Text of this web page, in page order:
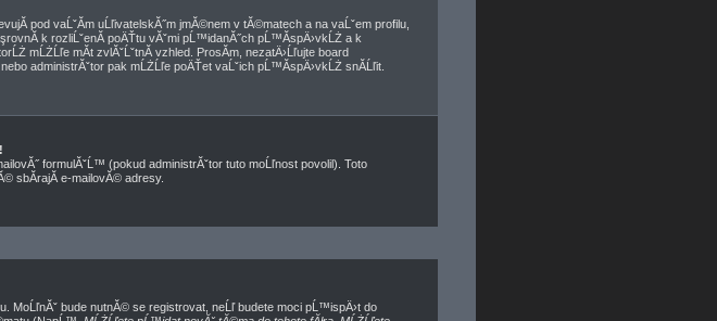
pod vaĹˇĂ­m uĹľivatelskĂ˝m jmĂ©nem v tĂ©matech a na vaĹˇem profilu,
k rozliĹˇenĂ­ poÄŤtu vĂˇmi pĹ™idanĂ˝ch pĹ™Ă­spÄ›vkĹŻ a k
mĹŻĹľe mĂ­t zvlĂˇĹˇtnĂ­ vzhled. ProsĂ­m, nezatÄ›Ĺľujte board
administrĂˇtor pak mĹŻĹľe poÄŤet vaĹˇich pĹ™Ă­spÄ›vkĹŻ snĂ­Ĺľit.
formulĂˇĹ™ (pokud administrĂˇtor tuto moĹľnost povolil). Toto
sbĂ­rajĂ­ e-mailovĂ© adresy.
MoĹľnĂˇ bude nutnĂ© se registrovat, neĹľ budete moci pĹ™ispÄ›t do